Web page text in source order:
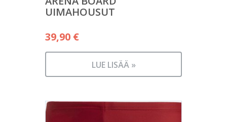
UIMAHOUSUT
39,90 €
LUE LISÄÄ »